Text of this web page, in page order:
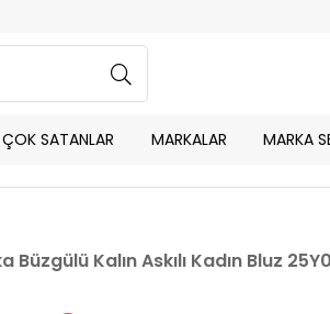
ÇOK SATANLAR MARKALAR MARKA
Kalın Askılı Kadın Bluz